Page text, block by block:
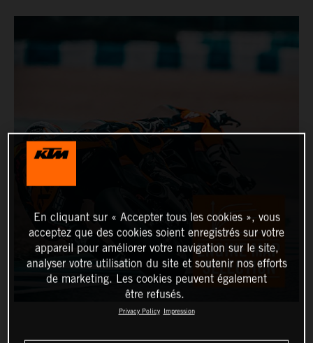
En cliquant sur « Accepter tous les cookies », vous
acceptez que des cookies soient enregistrés sur votre
appareil pour améliorer votre navigation sur le site,
analyser votre utilisation du site et soutenir nos efforts
de marketing. Les cookies peuvent également
être refusés.
Privacy Policy Impression